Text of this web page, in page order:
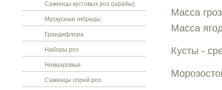
Саженцы кустовых роз (шрабы)
Мускусные гибриды.
Грандифлора
Наборы роз
Немахровые
Саженцы спрей роз.
Масса
Масса
Кусты -